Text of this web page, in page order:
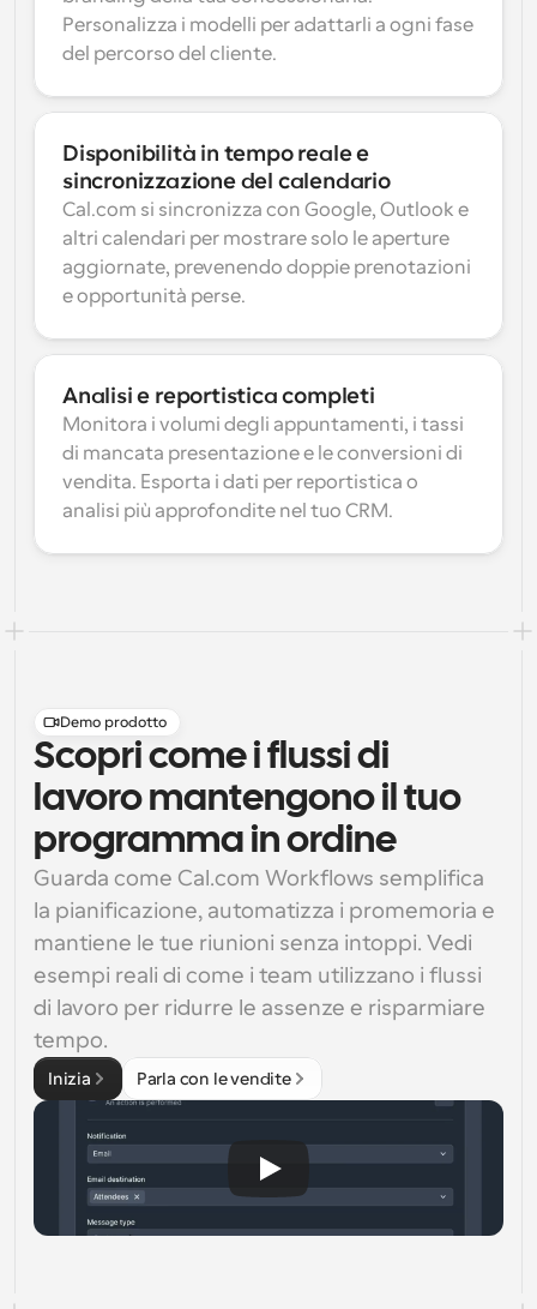
Personalizza i modelli per adattarli a ogni fase
del percorso del cliente.
Disponibilità in tempo reale e
sincronizzazione del calendario
Cal.com si sincronizza con Google, Outlook e
altri calendari per mostrare solo le aperture
aggiornate, prevenendo doppie prenotazioni
e opportunità perse.
Analisi e reportistica completi
Monitora i volumi degli appuntamenti, i tassi
di mancata presentazione e le conversioni di
vendita. Esporta i dati per reportistica o
analisi più approfondite nel tuo CRM.
Demo prodotto
Scopri come i flussi di
lavoro mantengono il tuo
programma in ordine
Guarda come Cal.com Workflows semplifica
la pianificazione, automatizza i promemoria e
mantiene le tue riunioni senza intoppi. Vedi
esempi reali di come i team utilizzano i flussi
di lavoro per ridurre le assenze e risparmiare
tempo.
Inizia Parla con le vendite